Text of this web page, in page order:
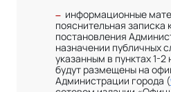
– информационные
пояснительная записка
постановления
назначении публичных
указанным в пунктах 1-
будут размещены на
Администрации города (